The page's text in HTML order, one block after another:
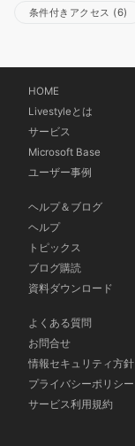
条件付きアクセス (6)
HOME
Livestyleとは
サービス
Microsoft Base
ユーザー事例
ヘルプ＆ブログ
ヘルプ
トピックス
ブログ購読
資料ダウンロード
よくある質問
お問合せ
情報セキュリティ方針
プライバシーポリシー
サービス利用規約